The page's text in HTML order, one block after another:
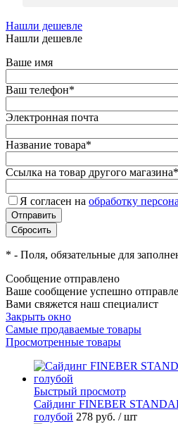
Нашли дешевле
Нашли дешевле
Ваше имя
Ваш телефон*
Электронная почта
Название товара*
Ссылка на товар другого магазина*
Я согласен на обработку
* - Поля, обязательные для
Сообщение отправлено
Ваше сообщение успешно
Вами свяжется наш специалист
Закрыть окно
Самые продаваемые товары
Просмотренные товары
Быстрый просмотр
Cайдинг FINEBER
голубой 278 руб. / шт